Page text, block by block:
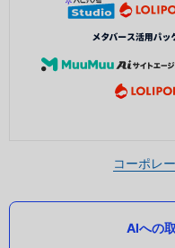
コーポレ
AIへの